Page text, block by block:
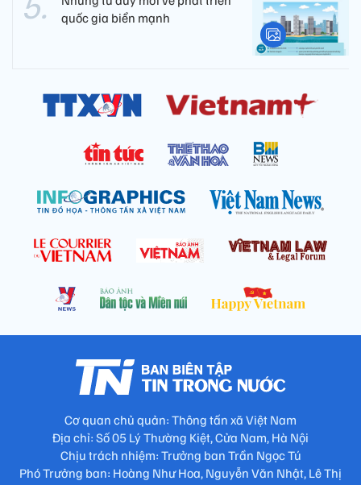
quốc gia biển mạnh
Cơ quan chủ quản: Thông tấn xã Việt Nam
Địa chỉ: Số 05 Lý Thường Kiệt, Cửa Nam, Hà Nội
Chịu trách nhiệm: Trưởng ban Trần Ngọc Tú
Phó Trưởng ban: Hoàng Như Hoa, Nguyễn Văn Nhật, Lê Thị